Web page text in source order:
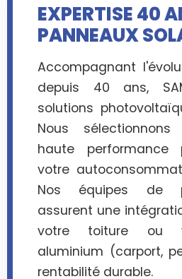
EXPERTISE 40
PANNEAUX
Accompagnant
depuis 40 ans,
solutions
Nous
haute performance
votre
Nos équipes de
assurent une
votre toiture ou
aluminium (carport,
rentabilité durable.